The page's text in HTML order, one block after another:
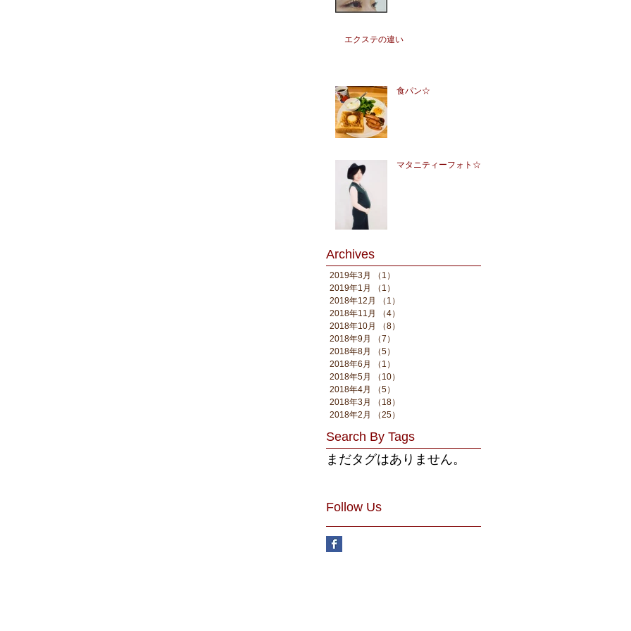
エクステの違い
食パン☆
マタニティーフォト☆
Archives
2019年3月 （1）
2019年1月
（1）
2018年12月
（1）
2018年11月
（4）
2018年10月
（8）
2018年9月
（7）
2018年8月
（5）
2018年6月
（1）
2018年5月
（10）
2018年4月
（5）
2018年3月
（18）
2018年2月
（25）
Search By Tags
まだタグはありません。
Follow Us